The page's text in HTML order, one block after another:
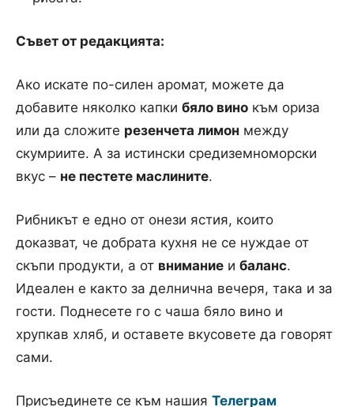
Съвет от редакцията:
Ако искате по-силен аромат, можете да
добавите няколко капки бяло вино към ориза
или да сложите резенчета лимон между
скумриите. А за истински средиземноморски
вкус – не пестете маслините.
Рибникът е едно от онези ястия, които
доказват, че добрата кухня не се нуждае от
скъпи продукти, а от внимание и баланс.
Идеален е както за делнична вечеря, така и за
гости. Поднесете го с чаша бяло вино и
хрупкав хляб, и оставете вкусовете да говорят
сами.
Присъединете се към нашия Телеграм